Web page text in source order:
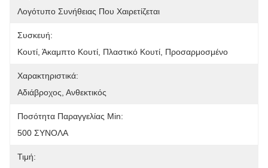
Λογότυπο Συνήθειας Που Χαιρετίζεται
Συσκευή:
Κουτί, Άκαμπτο Κουτί, Πλαστικό Κουτί, Προσαρμοσμένο
Χαρακτηριστικά:
Αδιάβροχος, Ανθεκτικός
Ποσότητα Παραγγελίας Min:
500 ΣΥΝΟΛΑ
Τιμή: